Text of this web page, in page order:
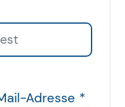
Adresse *